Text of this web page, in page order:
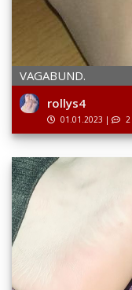
VAGABUND.
rollys4
01.01.2023 | 2